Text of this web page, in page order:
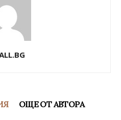
ОЩЕ ОТ АВТОРА